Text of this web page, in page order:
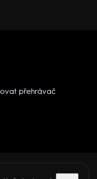
přehrávač